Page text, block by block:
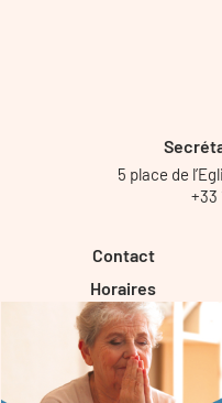
5 place de
+33
Contact
Horaires